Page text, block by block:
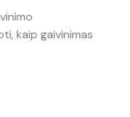
kaip gaivinimas